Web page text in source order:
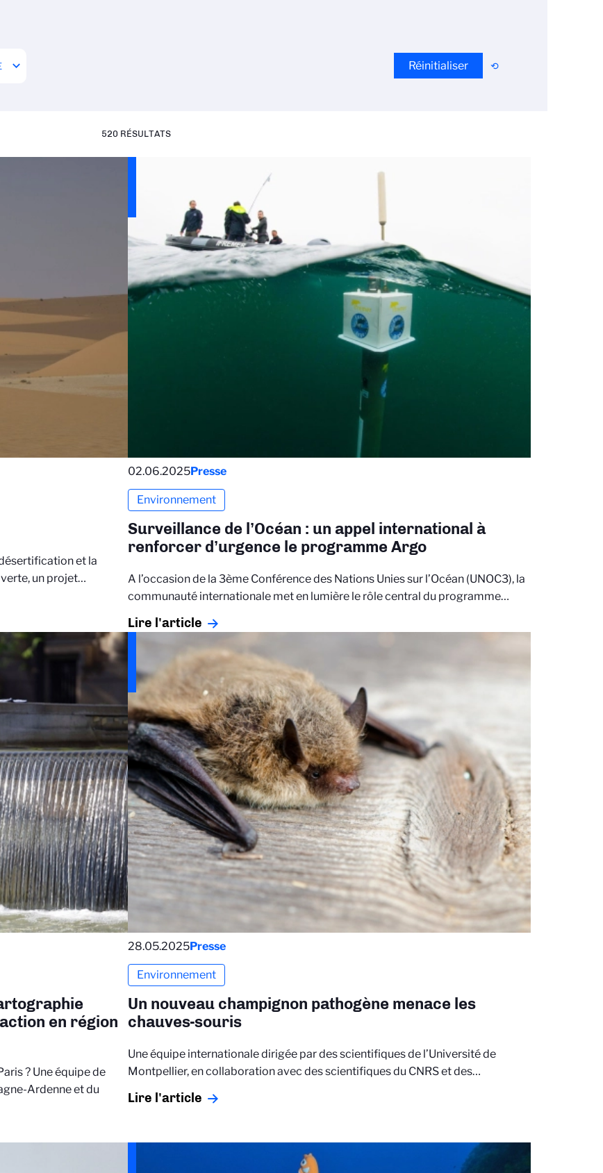
Réinitialiser
520 RÉSULTATS
et la
un projet…
02.06.2025Presse
Environnement
Surveillance de l’Océan : un appel international à
renforcer d’urgence le programme Argo
A l’occasion de la 3ème Conférence des Nations Unies sur l’Océan (UNOC3), la
communauté internationale met en lumière le rôle central du programme…
Lire l'article
en région
? Une équipe de
Ardenne et du
28.05.2025Presse
Environnement
Un nouveau champignon pathogène menace les
chauves-souris
Une équipe internationale dirigée par des scientifiques de l’Université de
Montpellier, en collaboration avec des scientifiques du CNRS et des…
Lire l'article